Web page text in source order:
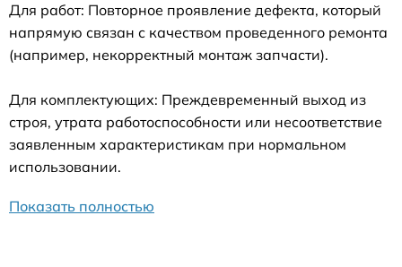
Для работ: Повторное проявление дефекта, который
напрямую связан с качеством проведенного ремонта
(например, некорректный монтаж запчасти).
Для комплектующих: Преждевременный выход из
строя, утрата работоспособности или несоответствие
заявленным характеристикам при нормальном
использовании.
Показать полностью